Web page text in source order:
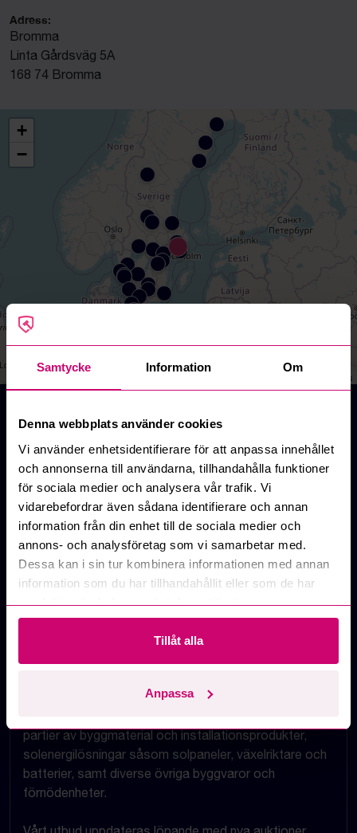
Samtycke Information Om
Denna webbplats använder cookies
Vi använder enhetsidentifierare för att anpassa innehållet
och annonserna till användarna, tillhandahålla funktioner
för sociala medier och analysera vår trafik. Vi
vidarebefordrar även sådana identifierare och annan
information från din enhet till de sociala medier och
annons- och analysföretag som vi samarbetar med.
Dessa kan i sin tur kombinera informationen med annan
information som du har tillhandahållit eller som de har
samlat in när du har använt deras tjänster.
Tillåt alla
Anpassa
Adress:
Bromma
Linta Gårdsväg 5A
168 74 Bromma
+
−
contributors
På Budi.se kan du köpa byggmaterial och VVS-
produkter på auktion till riktigt konkurrenskraftiga
priser. I kategorin Byggmaterial & VVS hittar du ett
brett sortiment för både renovering, nybyggnation och
professionella projekt.
Vi erbjuder bland annat innerdörrar för renovering och
nybyggnation, byggskivor som MDF, plywood och
gips, samt paneler och lister för väggar och tak. Här
armaturer för inomhusbruk samt rörsystem och VA-
delar för mark och bygg.
badrumsdetaljer, VVS-delar samt WC och
partier av byggmaterial och installationsprodukter,
solenergilösningar såsom solpaneler, växelriktare och
batterier, samt diverse övriga byggvaror och
förnödenheter.